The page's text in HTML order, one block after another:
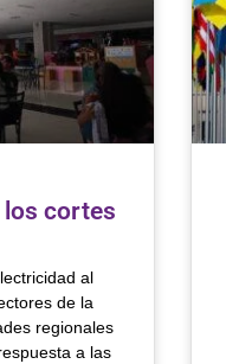
cortes
al
de la
regionales
a las